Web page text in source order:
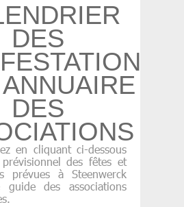
DES
DES
en cliquant ci-dessous
des fêtes et
prévues à Steenwerck
des associations